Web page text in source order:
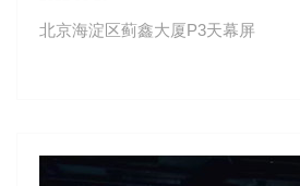
北京海淀区蓟鑫大厦P3天幕屏